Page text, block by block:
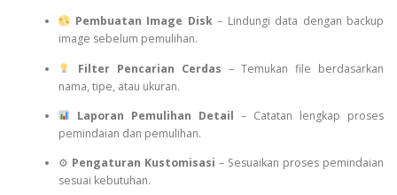
Pembuatan Image Disk– Lindungi data dengan backup
image sebelum pemulihan.
Filter Pencarian Cerdas – Temukan file berdasarkan
nama, tipe, atau ukuran.
Laporan Pemulihan Detail – Catatan lengkap proses
pemindaian dan pemulihan.
⚙ Pengaturan Kustomisasi – Sesuaikan proses pemindaian
sesuai kebutuhan.